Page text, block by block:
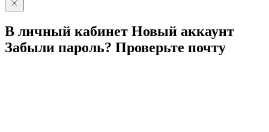
В личный кабинет Новый аккаунт
Забыли пароль? Проверьте почту